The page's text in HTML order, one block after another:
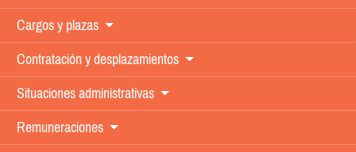
Cargos y plazas
Contratación y desplazamientos
Situaciones administrativas
Remuneraciones